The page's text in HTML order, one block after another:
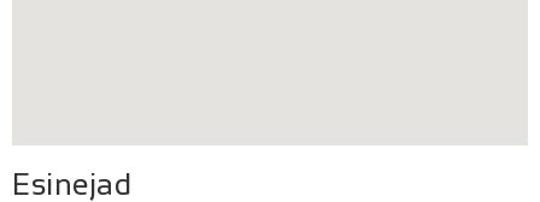
Esinejad